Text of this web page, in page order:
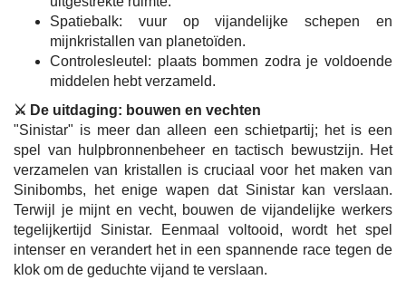
Spatiebalk: vuur op vijandelijke schepen en
mijnkristallen van planetoïden.
Controlesleutel: plaats bommen zodra je voldoende
middelen hebt verzameld.
⚔️ De uitdaging: bouwen en vechten
"Sinistar" is meer dan alleen een schietpartij; het is een
spel van hulpbronnenbeheer en tactisch bewustzijn. Het
verzamelen van kristallen is cruciaal voor het maken van
Sinibombs, het enige wapen dat Sinistar kan verslaan.
Terwijl je mijnt en vecht, bouwen de vijandelijke werkers
tegelijkertijd Sinistar. Eenmaal voltooid, wordt het spel
intenser en verandert het in een spannende race tegen de
klok om de geduchte vijand te verslaan.